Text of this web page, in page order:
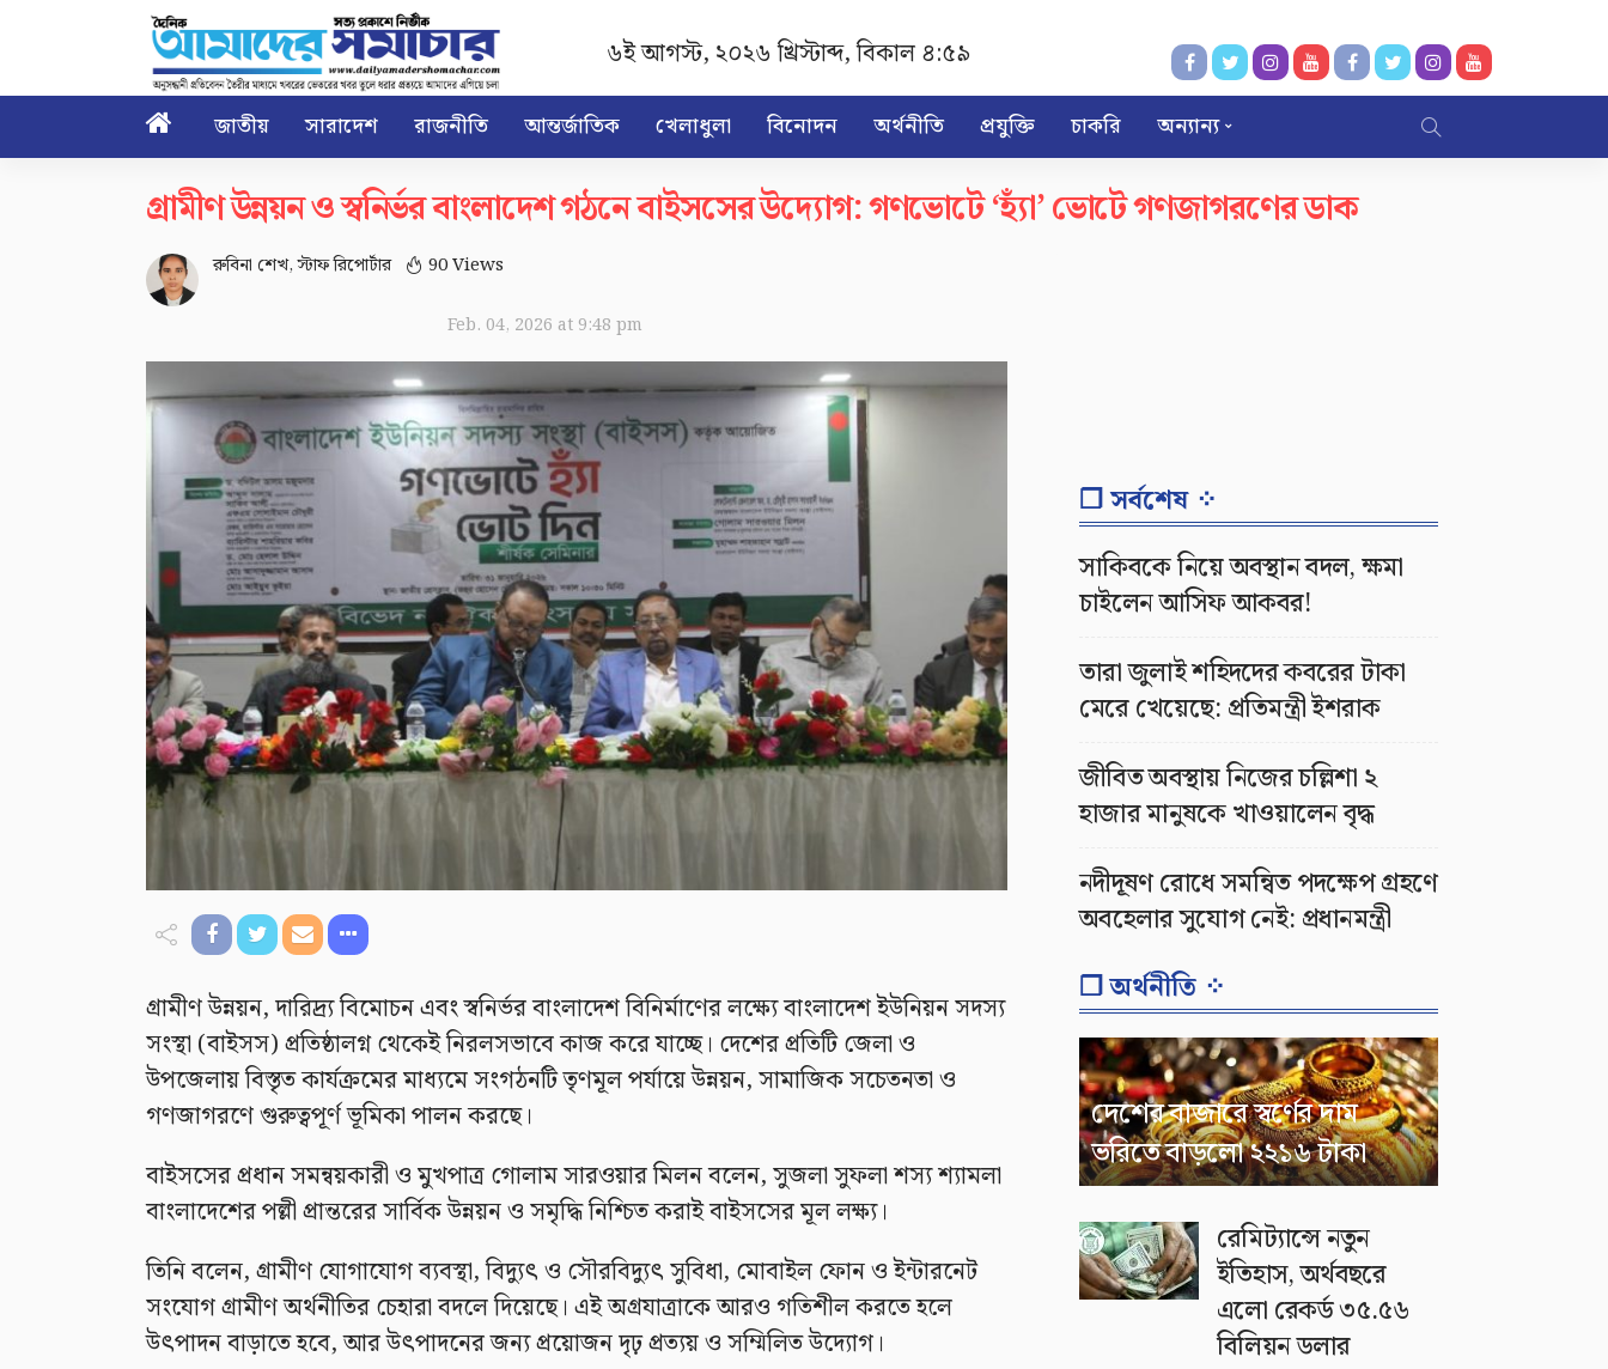
৬ই আগস্ট, ২০২৬ খ্রিস্টাব্দ,বিকাল ৪:৫৯
 জাতীয় সারাদেশ রাজনীতি আন্তর্জাতিক খেলাধুলা বিনোদন অর্থনীতি প্রযুক্তি চাকরি অন্যান্য
গ্রামীণ উন্নয়ন ও স্বনির্ভর বাংলাদেশ গঠনে বাইসসের উদ্যোগ: গণভোটে ‘হ্যাঁ’ ভোটে গণজাগরণের ডাক
রুবিনা শেখ, স্টাফ রিপোর্টার 90 Views
Feb. 04, 2026 at 9:48 pm
গ্রামীণ উন্নয়ন, দারিদ্র্য বিমোচন এবং স্বনির্ভর বাংলাদেশ বিনির্মাণের লক্ষ্যে বাংলাদেশ ইউনিয়ন সদস্য
সংস্থা (বাইসস) প্রতিষ্ঠালগ্ন থেকেই নিরলসভাবে কাজ করে যাচ্ছে। দেশের প্রতিটি জেলা ও
উপজেলায় বিস্তৃত কার্যক্রমের মাধ্যমে সংগঠনটি তৃণমূল পর্যায়ে উন্নয়ন, সামাজিক সচেতনতা ও
গণজাগরণে গুরুত্বপূর্ণ ভূমিকা পালন করছে।
বাইসসের প্রধান সমন্বয়কারী ও মুখপাত্র গোলাম সারওয়ার মিলন বলেন, সুজলা সুফলা শস্য শ্যামলা
বাংলাদেশের পল্লী প্রান্তরের সার্বিক উন্নয়ন ও সমৃদ্ধি নিশ্চিত করাই বাইসসের মূল লক্ষ্য।
তিনি বলেন, গ্রামীণ যোগাযোগ ব্যবস্থা, বিদ্যুৎ ও সৌরবিদ্যুৎ সুবিধা, মোবাইল ফোন ও ইন্টারনেট
সংযোগ গ্রামীণ অর্থনীতির চেহারা বদলে দিয়েছে। এই অগ্রযাত্রাকে আরও গতিশীল করতে হলে
উৎপাদন বাড়াতে হবে, আর উৎপাদনের জন্য প্রয়োজন দৃঢ় প্রত্যয় ও সম্মিলিত উদ্যোগ।
❐ সর্বশেষ ⁘
সাকিবকে নিয়ে অবস্থান বদল, ক্ষমা
চাইলেন আসিফ আকবর!
তারা জুলাই শহিদদের কবরের টাকা
মেরে খেয়েছে: প্রতিমন্ত্রী ইশরাক
জীবিত অবস্থায় নিজের চল্লিশা ২
হাজার মানুষকে খাওয়ালেন বৃদ্ধ
নদীদূষণ রোধে সমন্বিত পদক্ষেপ গ্রহণে
অবহেলার সুযোগ নেই: প্রধানমন্ত্রী
❐ অর্থনীতি ⁘
দেশের বাজারে স্বর্ণের দাম
ভরিতে বাড়লো ২২১৬ টাকা
রেমিট্যান্সে নতুন
ইতিহাস, অর্থবছরে
এলো রেকর্ড ৩৫.৫৬
বিলিয়ন ডলার